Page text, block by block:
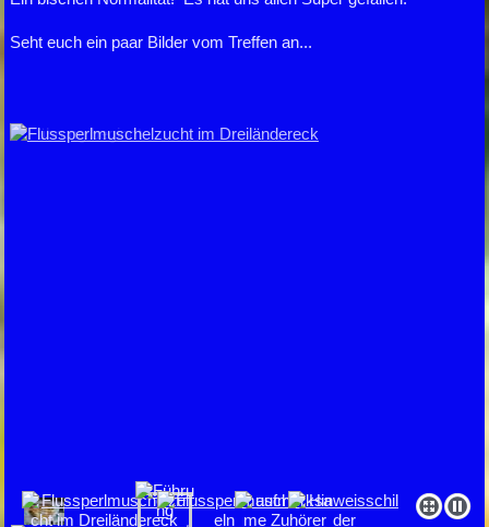
Seht euch ein paar Bilder vom Treffen an...